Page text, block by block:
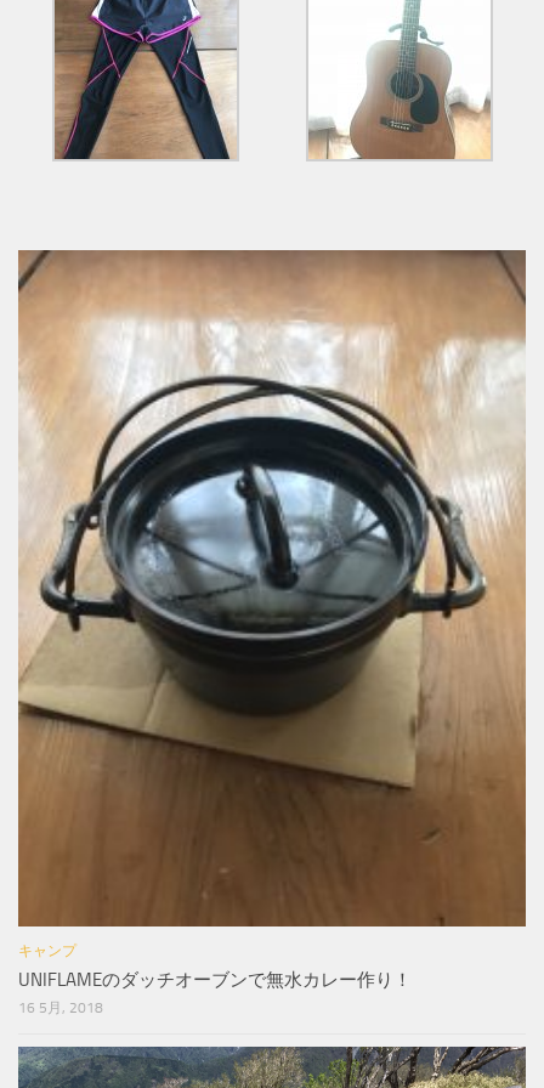
キャンプ
UNIFLAMEのダッチオーブンで無水カレー作り！
16 5月, 2018